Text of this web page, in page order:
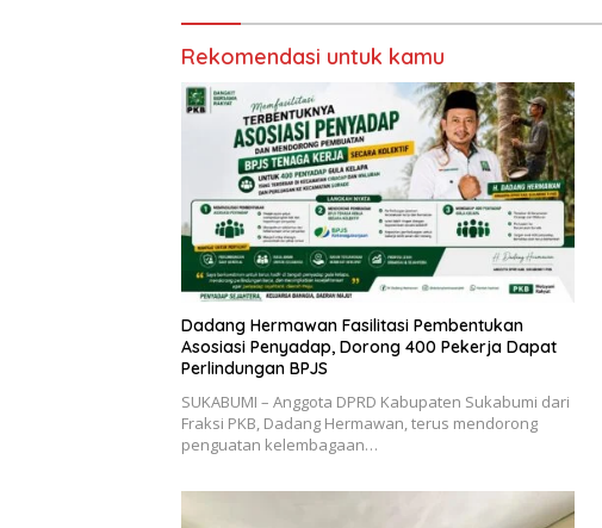
Rekomendasi untuk kamu
Dadang Hermawan Fasilitasi Pembentukan
Asosiasi Penyadap, Dorong 400 Pekerja Dapat
Perlindungan BPJS
SUKABUMI – Anggota DPRD Kabupaten Sukabumi dari
Fraksi PKB, Dadang Hermawan, terus mendorong
penguatan kelembagaan…